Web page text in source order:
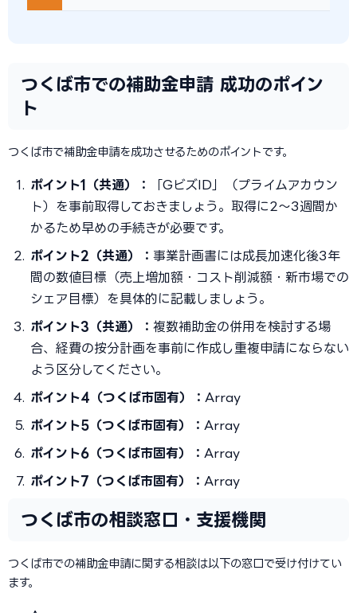
つくば市での補助金申請 成功のポイン
ト
つくば市で補助金申請を成功させるためのポイントです。
ポイント1（共通）：
「GビズID」（プライムアカウン
ト）を事前取得しておきましょう。取得に2〜3週間か
かるため早めの手続きが必要です。
ポイント2（共通）： 事業計画書には成長加速化後3年
間の数値目標（売上増加額・コスト削減額・新市場での
シェア目標）を具体的に記載しましょう。
ポイント3（共通）： 複数補助金の併用を検討する場
合、経費の按分計画を事前に作成し重複申請にならない
よう区分してください。
ポイント4（つくば市固有）： Array
ポイント5（つくば市固有）： Array
ポイント6（つくば市固有）： Array
ポイント7（つくば市固有）： Array
つくば市の相談窓口・支援機関
つくば市での補助金申請に関する相談は以下の窓口で受け付けてい
ます。